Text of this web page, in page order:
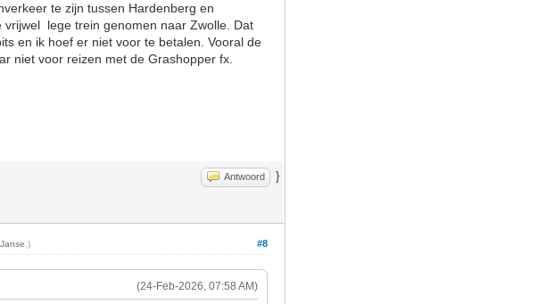
te zijn tussen Hardenberg en
lege trein genomen naar Zwolle. Dat
en ik hoef er niet voor te betalen. Vooral de
niet voor reizen met de Grashopper fx.
Antwoord }
#8
.)
(24-Feb-2026, 07:58 AM)